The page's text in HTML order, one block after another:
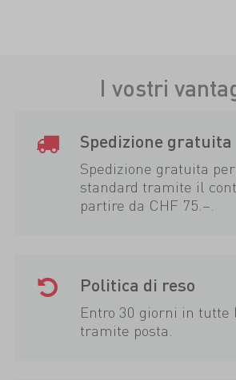
I vostri
Spedizione gratuita
Spedizione gratuita
standard tramite il
partire da CHF 75.–.
Politica di reso
Entro 30 giorni in
tramite posta.